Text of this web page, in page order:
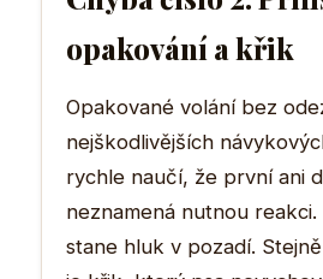
opakování a křik
Opakované volání bez
nejškodlivějších
rychle naučí, že první ani
neznamená nutnou
stane hluk v pozadí.